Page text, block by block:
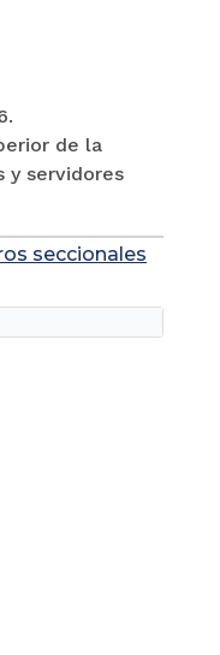
de la
y servidores
seccionales